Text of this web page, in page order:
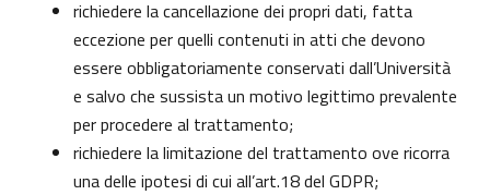
richiedere la cancellazione dei propri dati, fatta
eccezione per quelli contenuti in atti che devono
essere obbligatoriamente conservati dall’Università
e salvo che sussista un motivo legittimo prevalente
per procedere al trattamento;
richiedere la limitazione del trattamento ove ricorra
una delle ipotesi di cui all’art.18 del GDPR;